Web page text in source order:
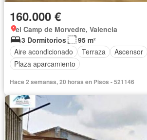
160.000 €
el Camp de Morvedre, Valencia
3 Dormitorios
95 m²
Aire acondicionado
Terraza
Ascensor
Plaza aparcamiento
Hace 2 semanas, 20 horas en Pisos - 521146